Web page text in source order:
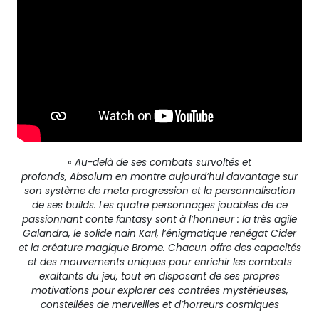
« Au-delà de ses combats survoltés et
profonds, Absolum en montre aujourd’hui davantage sur
son système de meta progression et la personnalisation
de ses builds. Les quatre personnages jouables de ce
passionnant conte fantasy sont à l’honneur : la très agile
Galandra, le solide nain Karl, l’énigmatique renégat Cider
et la créature magique Brome. Chacun offre des capacités
et des mouvements uniques pour enrichir les combats
exaltants du jeu, tout en disposant de ses propres
motivations pour explorer ces contrées mystérieuses,
constellées de merveilles et d’horreurs cosmiques